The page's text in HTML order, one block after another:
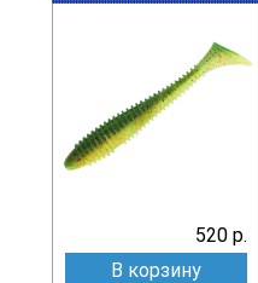
520 р.
В корзину